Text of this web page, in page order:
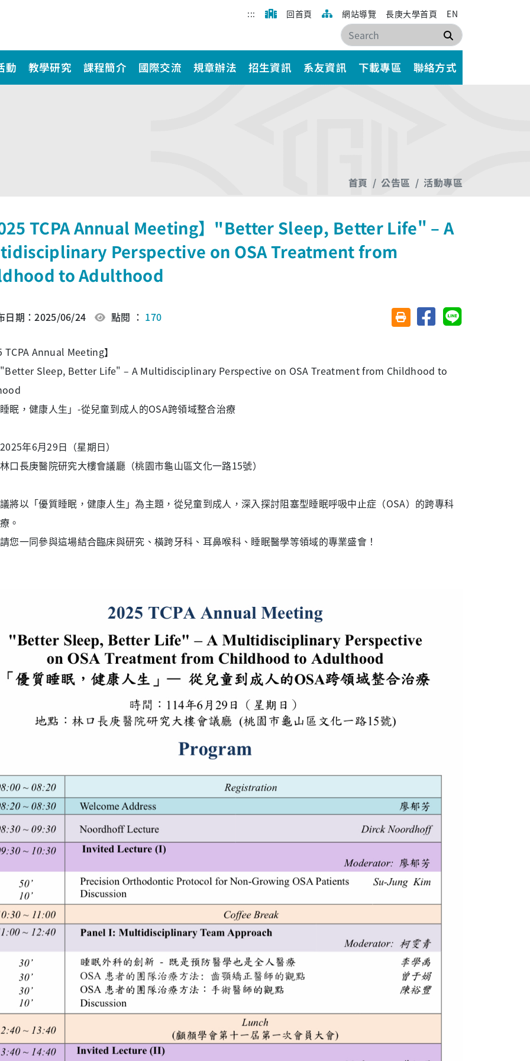
::: 回首頁 網站導覽 長庚大學首頁 EN
搜尋
動 教學研究 課程簡介 國際交流 規章辦法 招生資訊 系友資訊 下載專區 聯絡方式
首頁 公告區 活動專區
TCPA Annual Meeting】"Better Sleep, Better Life" – A
Perspective on OSA Treatment from
to Adulthood
日期：2025/06/24 點閱 ： 170 友善列印(另開視窗)
分享至臉書分享至 Line
TCPA Annual Meeting】
Sleep, Better Life" – A Multidisciplinary Perspective on OSA Treatment from Childhood to
眠，健康人生」-從兒童到成人的OSA跨領域整合治療
年6月29日（星期日）
口長庚醫院研究大樓會議廳（桃園市龜山區文化一路15號）
將以「優質睡眠，健康人生」為主題，從兒童到成人，深入探討阻塞型睡眠呼吸中止症（OSA）的跨專科
。
您一同參與這場結合臨床與研究、橫跨牙科、耳鼻喉科、睡眠醫學等領域的專業盛會！